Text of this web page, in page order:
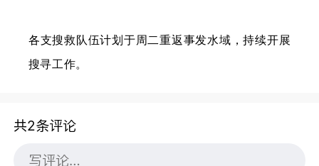
各支搜救队伍计划于周二重返事发水域，持续开展
搜寻工作。
共2条评论